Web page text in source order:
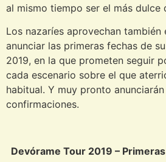
al mismo tiempo ser el más dulce
Los nazaríes aprovechan también
anunciar las primeras fechas de
2019, en la que prometen seguir
cada escenario sobre el que
habitual. Y muy pronto
confirmaciones.
Devórame Tour 2019 –